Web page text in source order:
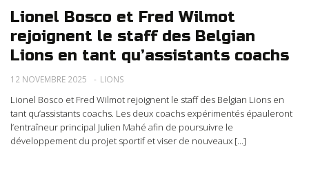
12 NOVEMBRE 2025 LIONS
Lionel Bosco et Fred Wilmot
rejoignent le staff des Belgian
Lions en tant qu’assistants coachs
Lionel Bosco et Fred Wilmot rejoignent le staff des Belgian Lions en
tant qu’assistants coachs. Les deux coachs expérimentés épauleront
l’entraîneur principal Julien Mahé afin de poursuivre le
développement du projet sportif et viser de nouveaux [...]